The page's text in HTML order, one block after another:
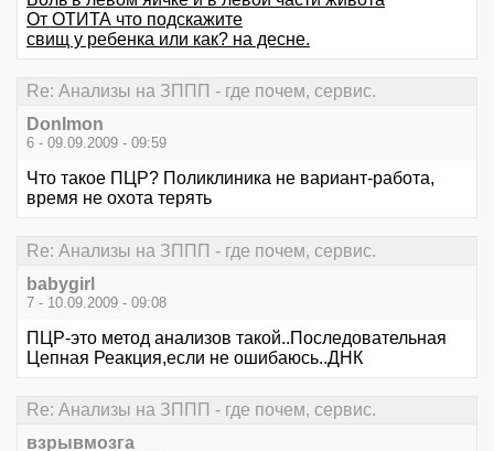
От ОТИТА что подскажите
свищ у ребенка или как? на десне.
Re: Анализы на ЗППП - где почем, сервис.
DonImon
6 - 09.09.2009 - 09:59
Что такое ПЦР? Поликлиника не вариант-работа,
время не охота терять
Re: Анализы на ЗППП - где почем, сервис.
babygirl
7 - 10.09.2009 - 09:08
ПЦР-это метод анализов такой..Последовательная
Цепная Реакция,если не ошибаюсь..ДНК
Re: Анализы на ЗППП - где почем, сервис.
взрывмозга